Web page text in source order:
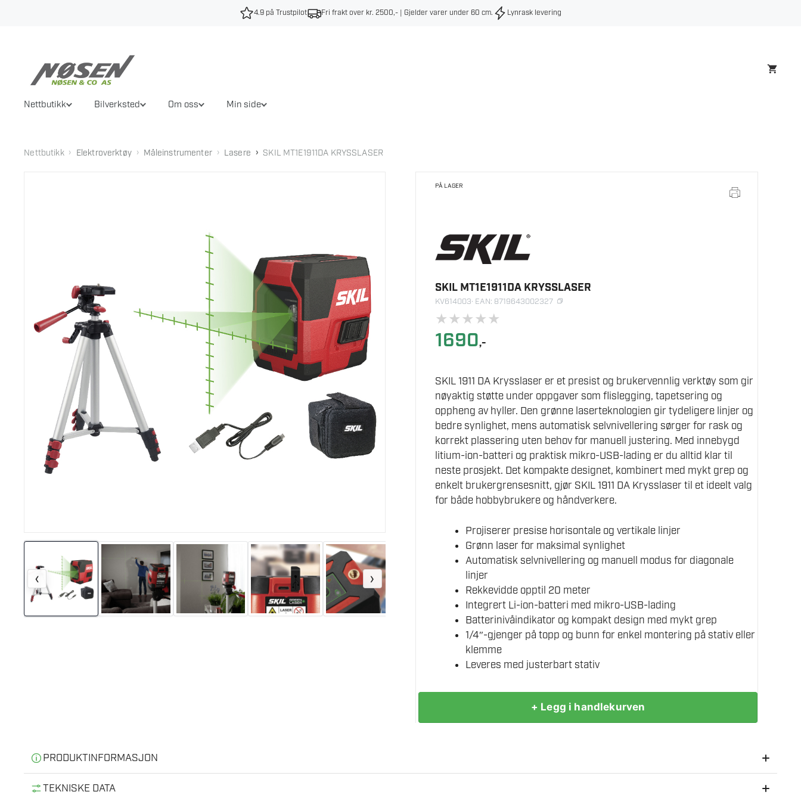
4.9 på Trustpilot Fri frakt over kr. 2500,- | Gjelder varer under 60 cm. Lynrask levering
Nettbutikk Bilverksted Om oss Min side
Nettbutikk › Elektroverktøy › Måleinstrumenter › Lasere › SKIL MT1E1911DA KRYSSLASER
‹ ›
PÅ LAGER
SKIL MT1E1911DA KRYSSLASER
KV614003· EAN: 8719643002327
★★★★★
1690,-
SKIL 1911 DA Krysslaser er et presist og brukervennlig verktøy som gir
nøyaktig støtte under oppgaver som flislegging, tapetsering og
oppheng av hyller. Den grønne laserteknologien gir tydeligere linjer og
bedre synlighet, mens automatisk selvnivellering sørger for rask og
korrekt plassering uten behov for manuell justering. Med innebygd
litium-ion-batteri og praktisk mikro-USB-lading er du alltid klar til
neste prosjekt. Det kompakte designet, kombinert med mykt grep og
enkelt brukergrensesnitt, gjør SKIL 1911 DA Krysslaser til et ideelt valg
for både hobbybrukere og håndverkere.
Projiserer presise horisontale og vertikale linjer
Grønn laser for maksimal synlighet
Automatisk selvnivellering og manuell modus for diagonale
linjer
Rekkevidde opptil 20 meter
Integrert Li-ion-batteri med mikro-USB-lading
Batterinivåindikator og kompakt design med mykt grep
1/4″-gjenger på topp og bunn for enkel montering på stativ eller
klemme
Leveres med justerbart stativ
+ Legg i handlekurven
PRODUKTINFORMASJON
Informasjon
TEKNISKE DATA